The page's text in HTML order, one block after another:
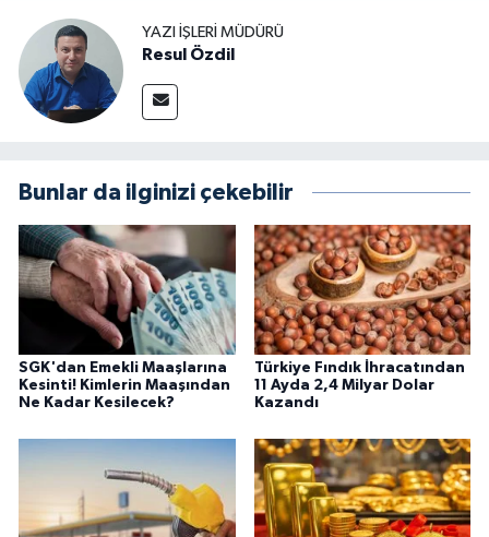
YAZI İŞLERI MÜDÜRÜ
Resul Özdil
Bunlar da ilginizi çekebilir
SGK'dan Emekli Maaşlarına
Kesinti! Kimlerin Maaşından
Ne Kadar Kesilecek?
Türkiye Fındık İhracatından
11 Ayda 2,4 Milyar Dolar
Kazandı